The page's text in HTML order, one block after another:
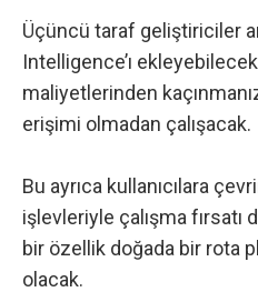
Üçüncü taraf geliştiriciler
Intelligence’ı
maliyetlerinden
erişimi olmadan çalışacak.
Bu ayrıca kullanıcılara
işlevleriyle çalışma fırsatı
bir özellik doğada bir rota
olacak.